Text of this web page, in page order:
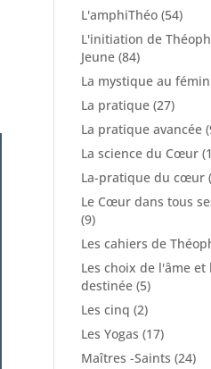
L'amphiThéo (54)
L'initiation de
Jeune (84)
La mystique au
La pratique (27)
La pratique avancée
La science du Cœur
La-pratique du cœur
Le Cœur dans tous
(9)
Les cahiers de
Les choix de l'âme et
destinée (5)
Les cinq (2)
Les Yogas (17)
Maîtres -Saints (24)